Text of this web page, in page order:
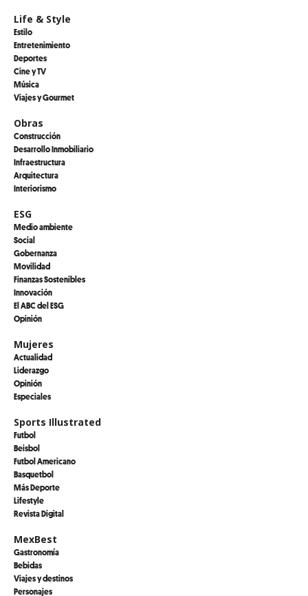
Life & Style
Estilo
Entretenimiento
Deportes
Cine y TV
Música
Viajes y Gourmet
Obras
Construcción
Desarrollo Inmobiliario
Infraestructura
Arquitectura
Interiorismo
ESG
Medio ambiente
Social
Gobernanza
Movilidad
Finanzas Sostenibles
Innovación
El ABC del ESG
Opinión
Mujeres
Actualidad
Liderazgo
Opinión
Especiales
Sports Illustrated
Futbol
Beisbol
Futbol Americano
Basquetbol
Más Deporte
Lifestyle
Revista Digital
MexBest
Gastronomía
Bebidas
Viajes y destinos
Personajes